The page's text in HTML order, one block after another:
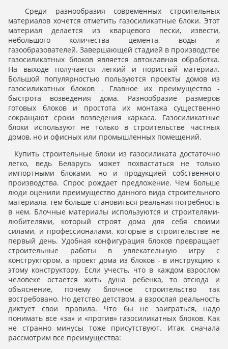
Среди разнообразия современных строительных
материалов хочется отметить газосиликатные блоки. Этот
материал делается из кварцевого пески, извести,
небольшого количества цемента, воды и
газообразователей. Завершающей стадией в производстве
газосиликатных блоков является автоклавная обработка.
На выходе получается легкий и пористый материал.
Большой популярностью пользуются проекты домов из
газосиликатных блоков . Главное их преимущество -
быстрота возведения дома. Разнообразие размеров
готовых блоков и простота их монтажа существенно
сокращают сроки возведения каркаса. Газосиликатные
блоки используют не только в строительстве частных
домов, но и офисных или промышленных помещений.
Купить строительные блоки из газосиликата достаточно
легко, ведь Беларусь может похвастаться не только
импортными блоками, но и продукцией собственного
производства. Спрос рождает предложение. Чем больше
люди оценили преимущество данного вида строительного
материала, тем больше становиться реальная потребность
в нем. Блочные материалы используются и строителями-
любителями, который строят дома для себя своими
силами, и профессионалами, которые в строительстве не
первый день. Удобная конфигурация блоков превращает
строительные работы в увлекательную игру с
конструктором, а проект дома из блоков - в инструкцию к
этому конструктору. Если учесть, что в каждом взрослом
человеке остается жить душа ребенка, то отсюда и
объяснение, почему блочное строительство так
востребовано. Но детство детством, а взрослая реальность
диктует свои правила. Что бы не заиграться, надо
понимать все «за» и «против» газосиликатных блоков. Как
не странно минусы тоже присутствуют. Итак, сначала
рассмотрим все преимущества: